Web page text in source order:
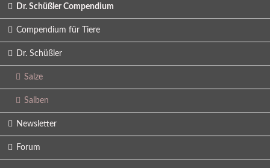
Dr. Schüßler Compendium
Compendium für Tiere
Dr. Schüßler
Salze
Salben
Newsletter
Forum